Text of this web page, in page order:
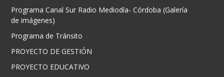
Programa Canal Sur Radio Mediodía- Córdoba (Galería
de imágenes)
Programa de Tránsito
PROYECTO DE GESTIÓN
PROYECTO EDUCATIVO